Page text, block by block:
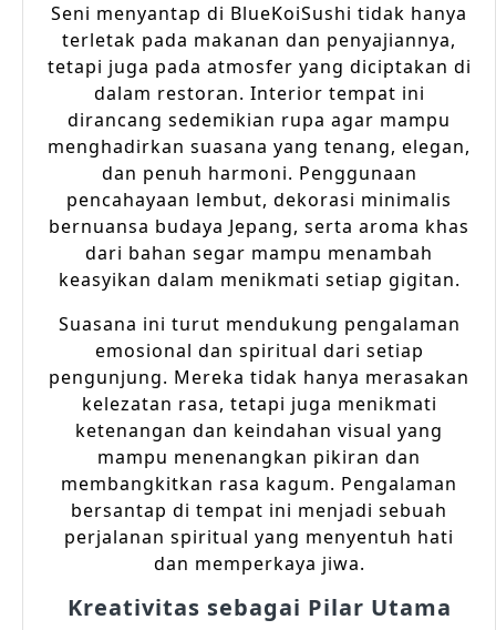
Seni menyantap di BlueKoiSushi tidak hanya
terletak pada makanan dan penyajiannya,
tetapi juga pada atmosfer yang diciptakan di
dalam restoran. Interior tempat ini
dirancang sedemikian rupa agar mampu
menghadirkan suasana yang tenang, elegan,
dan penuh harmoni. Penggunaan
pencahayaan lembut, dekorasi minimalis
bernuansa budaya Jepang, serta aroma khas
dari bahan segar mampu menambah
keasyikan dalam menikmati setiap gigitan.
Suasana ini turut mendukung pengalaman
emosional dan spiritual dari setiap
pengunjung. Mereka tidak hanya merasakan
kelezatan rasa, tetapi juga menikmati
ketenangan dan keindahan visual yang
mampu menenangkan pikiran dan
membangkitkan rasa kagum. Pengalaman
bersantap di tempat ini menjadi sebuah
perjalanan spiritual yang menyentuh hati
dan memperkaya jiwa.
Kreativitas sebagai Pilar Utama